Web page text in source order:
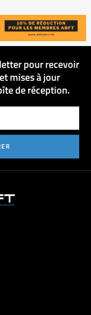
pour recevoir
mises à jour
de réception.